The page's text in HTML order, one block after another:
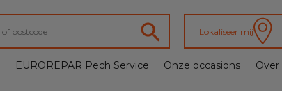
Lokaliseer mij
EUROREPAR Pech Service Onze occasions Over